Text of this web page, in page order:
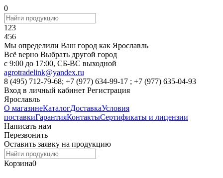
0
123
456
Мы определили Ваш город как Ярославль
Всё верно Выбрать другой город
c 9:00 до 17:00, СБ-ВС выходной
agrotradelink@yandex.ru
8 (495) 712-79-68; +7 (977) 634-99-17 ; +7 (977) 635-04-93
Вход в личный кабинет Регистрация
Ярославль
О магазинеКаталогДоставкаУсловия
поставкиГарантияКонтактыСертификаты и лицензии
Написать нам
Перезвонить
Оставить заявку на продукцию
Корзина0